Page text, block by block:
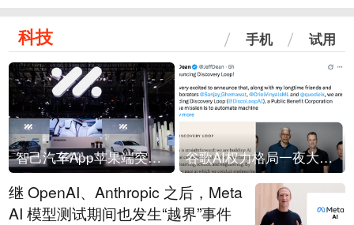
科技 手机 试用
智己汽车App苹果端突然“下架” 谷歌AI权力格局一夜大洗牌
继 OpenAI、Anthropic 之后，Meta
AI 模型测试期间也发生“越界”事件